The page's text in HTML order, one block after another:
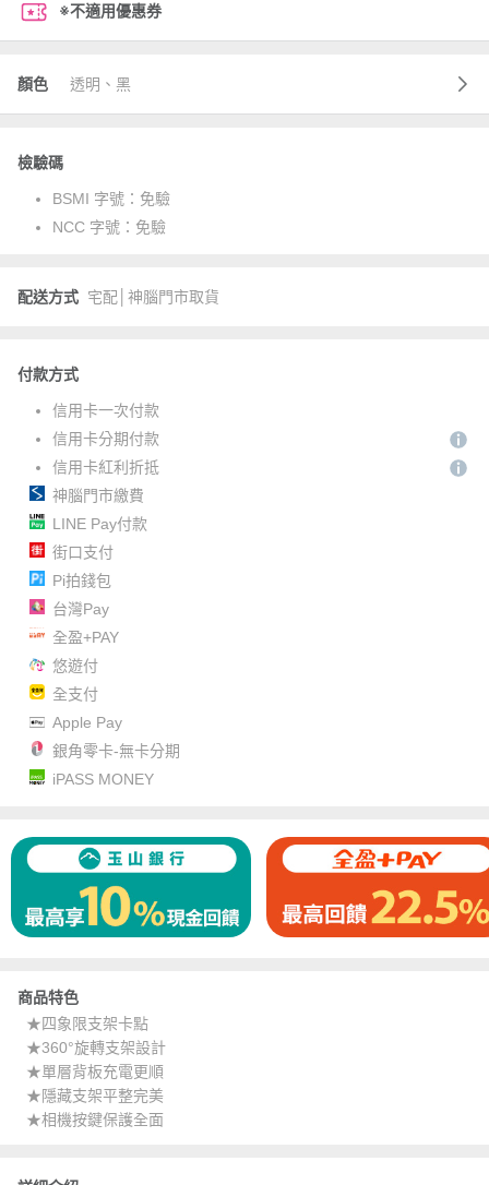
※不適用優惠券
顏色 透明、黑
檢驗碼
BSMI 字號： 免驗
NCC 字號： 免驗
配送方式 宅配│神腦門市取貨
付款方式
信用卡一次付款
信用卡分期付款
信用卡紅利折抵
神腦門市繳費
LINE Pay付款
街口支付
Pi拍錢包
台灣Pay
全盈+PAY
悠遊付
全支付
Apple Pay
銀角零卡-無卡分期
iPASS MONEY
商品特色
★四象限支架卡點
★360°旋轉支架設計
★單層背板充電更順
★隱藏支架平整完美
★相機按鍵保護全面